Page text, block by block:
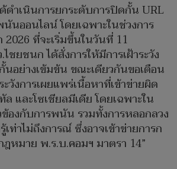
ด้ดำเนินการยกระดับการปิดกั้น URL
นออนไลน์ โดยเฉพาะในช่วงการ
ที่จะเริ่มขึ้นในวันที่ 11
ชยชนก ได้สั่งการให้มีการเฝ้าระวัง
นอย่างเข้มข้น ขณะเดียวกันขอเตือน
วังการเผยแพร่เนื้อหาที่เข้าข่ายผิด
และโซเชียลมีเดีย โดยเฉพาะใน
องกับการพนัน รวมทั้งการหลอกลวง
ท่าไม่ถึงการณ์ ซึ่งอาจเข้าข่ายการก
หมาย พ.ร.บ.คอมฯ มาตรา 14”